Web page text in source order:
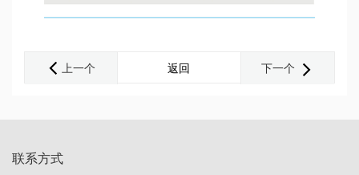
上一个 返回 下一个
联系方式